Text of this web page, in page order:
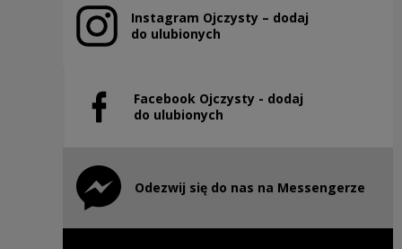
Instagram Ojczysty – dodaj
do ulubionych
Uwaga, link zostanie otwarty w nowym oknie
Facebook Ojczysty - dodaj
do ulubionych
Uwaga, link zostanie otwarty w nowym oknie
Odezwij się do nas na Messengerze
Uwaga, link zostanie otwarty w nowym oknie